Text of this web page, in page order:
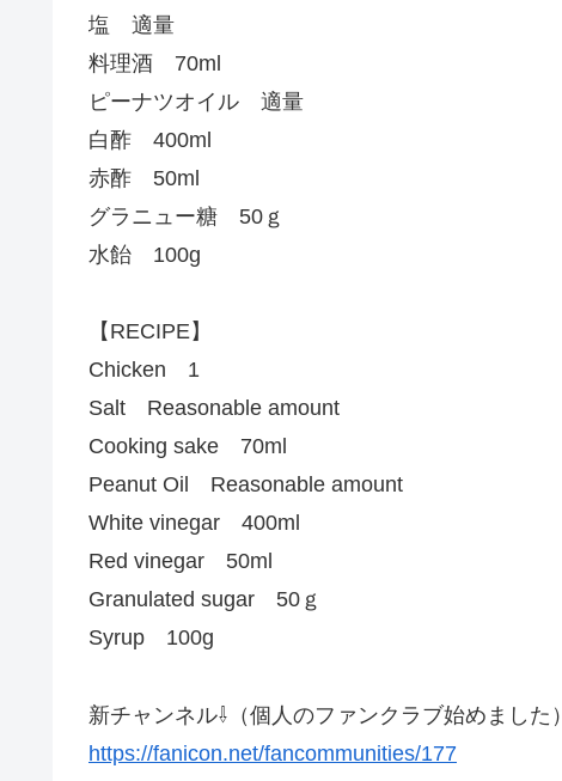
塩 適量
料理酒 70ml
ピーナツオイル 適量
白酢 400ml
赤酢 50ml
グラニュー糖 50ｇ
水飴 100g
【RECIPE】
Chicken 1
Salt Reasonable amount
Cooking sake 70ml
Peanut Oil Reasonable amount
White vinegar 400ml
Red vinegar 50ml
Granulated sugar 50ｇ
Syrup 100g
新チャンネル⇩（個人のファンクラブ始めました）
https://fanicon.net/fancommunities/177